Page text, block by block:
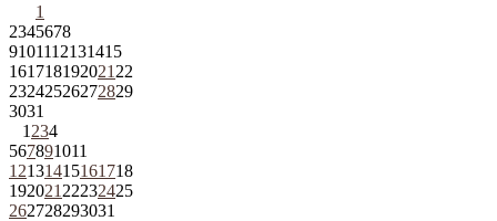
1
2345678
9101112131415
161718192021 22
23242526272829
3031
1 234
567891011
12131415161718
192021 22232425
262728293031